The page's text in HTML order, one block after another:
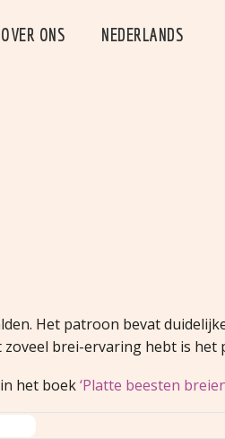
OVER ONS NEDERLANDS
Het patroon bevat
brei-ervaring hebt is het
het boek‘Platte beesten